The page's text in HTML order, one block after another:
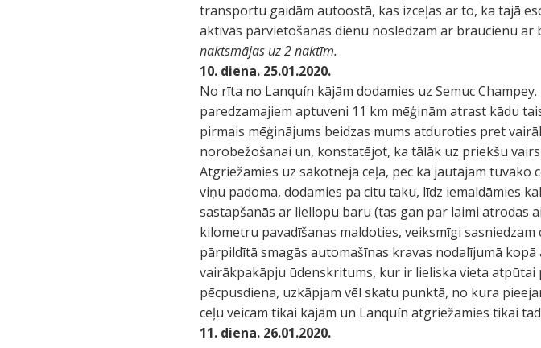
transportu gaidām autoostā, kas izceļas ar to, ka tajā
aktīvās pārvietošanās dienu noslēdzam ar braucienu ar
naktsmājas uz 2 naktīm.
10. diena. 25.01.2020.
No rīta no Lanquín kājām dodamies uz Semuc
paredzamajiem aptuveni 11 km mēģinām atrast kādu
pirmais mēģinājums beidzas mums atduroties pret
norobežošanai un, konstatējot, ka tālāk uz priekšu
Atgriežamies uz sākotnējā ceļa, pēc kā jautājam tuvāko
viņu padoma, dodamies pa citu taku, līdz iemaldāmies
sastapšanās ar liellopu baru (tas gan par laimi atrodas
kilometru pavadīšanas maldoties, veiksmīgi
pārpildītā smagās automašīnas kravas nodalījumā kopā
vairākpakāpju ūdenskritums, kur ir lieliska vieta atpūtai
pēcpusdiena, uzkāpjam vēl skatu punktā, no kura
ceļu veicam tikai kājām un Lanquín atgriežamies tikai
11. diena. 26.01.2020.